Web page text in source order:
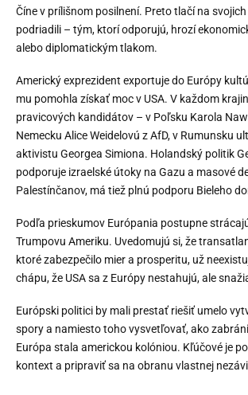
Číne v prílišnom posilnení. Preto tlačí na
podriadili – tým, ktorí odporujú, hrozí
alebo diplomatickým tlakom.
Americký exprezident exportuje do Európy
mu pomohla získať moc v USA. V každom
pravicových kandidátov – v Poľsku Karola
Nemecku Alice Weidelovú z AfD, v Rumunsku
aktivistu Georgea Simiona. Holandský politik
podporuje izraelské útoky na Gazu a masové
Palestínčanov, má tiež plnú podporu Bieleho
Podľa prieskumov Európania postupne
Trumpovu Ameriku. Uvedomujú si, že
ktoré zabezpečilo mier a prosperitu, už
chápu, že USA sa z Európy nestahujú, ale
Európski politici by mali prestať riešiť umelo
spory a namiesto toho vysvetľovať, ako
Európa stala americkou kolóniou. Kľúčové je
kontext a pripraviť sa na obranu vlastnej